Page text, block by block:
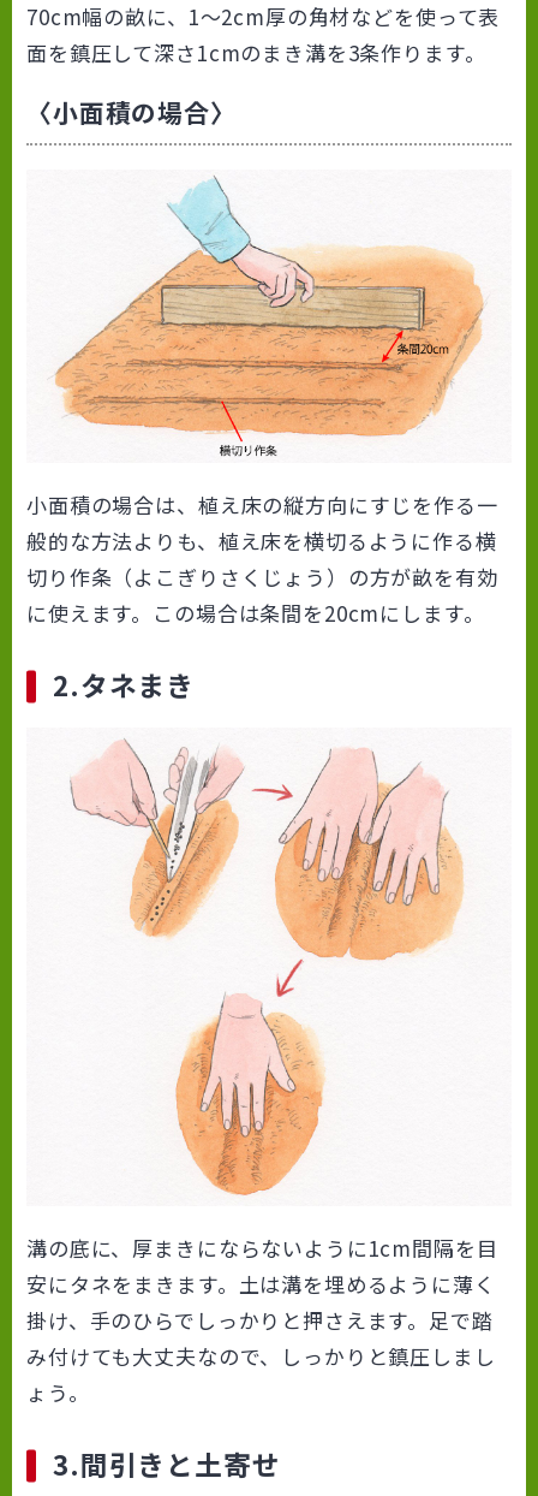
70cm幅の畝に、1～2cm厚の角材などを使って表
面を鎮圧して深さ1cmのまき溝を3条作ります。
〈小面積の場合〉
小面積の場合は、植え床の縦方向にすじを作る一
般的な方法よりも、植え床を横切るように作る横
切り作条（よこぎりさくじょう）の方が畝を有効
に使えます。この場合は条間を20cmにします。
2.タネまき
溝の底に、厚まきにならないように1cm間隔を目
安にタネをまきます。土は溝を埋めるように薄く
掛け、手のひらでしっかりと押さえます。足で踏
み付けても大丈夫なので、しっかりと鎮圧しまし
ょう。
3.間引きと土寄せ